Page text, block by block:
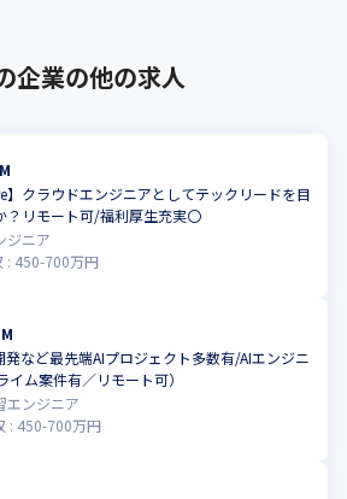
企業の他の求人
】クラウドエンジニアとしてテックリードを目
？リモート可/福利厚生充実〇
ジニア
: 450-700万円
発など最先端AIプロジェクト多数有/AIエンジニ
イム案件有／リモート可）
エンジニア
: 450-700万円